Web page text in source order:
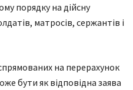
порядку на дійсну
матросів, сержантів і
на перерахунок
бути як відповідна заява